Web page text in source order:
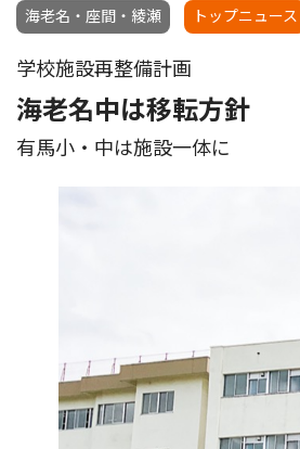
海老名・座間・綾瀬 トップニュース
学校施設再整備計画
海老名中は移転方針
有馬小・中は施設一体に